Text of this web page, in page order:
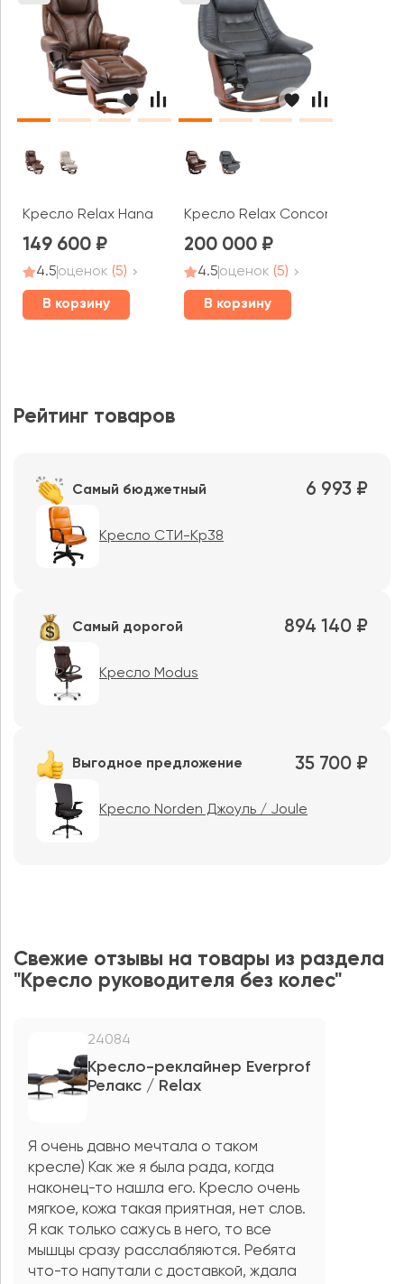
Кресло Relax Hana
149 600
4.5оценок (5)
В корзину
Кресло Relax Concord
200 000
4.5оценок (5)
В корзину
Рейтинг товаров
Самый бюджетный 6 993 ₽
Кресло СТИ-Кр38
Самый дорогой 894 140 ₽
Кресло Modus
Выгодное предложение 35 700 ₽
Кресло Norden Джоуль / Joule
Свежие отзывы на товары из раздела
"Кресло руководителя без колес"
24084
Кресло-реклайнер Everprof
Релакс / Relax
Я очень давно мечтала о таком
кресле) Как же я была рада, когда
наконец-то нашла его. Кресло очень
мягкое, кожа такая приятная, нет слов.
Я как только сажусь в него, то все
мышцы сразу расслабляются. Ребята
что-то напутали с доставкой, ждала